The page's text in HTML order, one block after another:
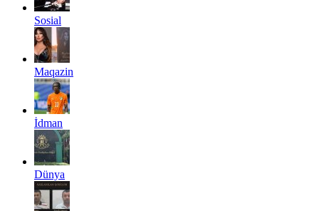
Sosial
Maqazin
İdman
Dünya